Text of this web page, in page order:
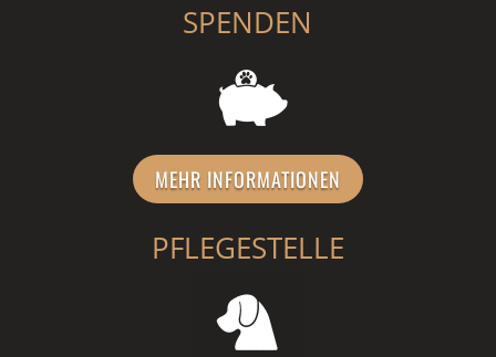
SPENDEN
MEHR INFORMATIONEN
PFLEGESTELLE